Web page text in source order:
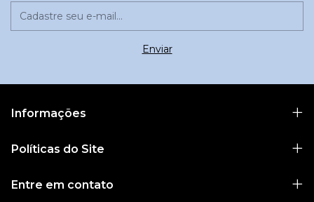
Informações
Políticas do Site
Entre em contato